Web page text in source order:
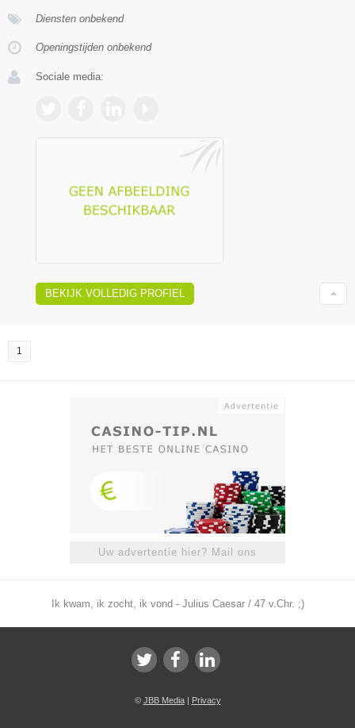
Diensten onbekend
Openingstijden onbekend
Sociale media:
BEKIJK VOLLEDIG PROFIEL
1
Uw advertentie hier? Mail ons
Ik kwam, ik zocht, ik vond - Julius Caesar / 47 v.Chr. ;)
© JBB Media| Privacy